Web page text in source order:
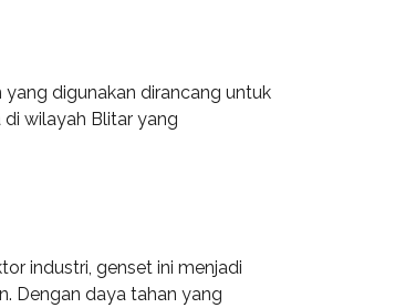
yang digunakan dirancang untuk
wilayah Blitar yang
industri, genset ini menjadi
Dengan daya tahan yang